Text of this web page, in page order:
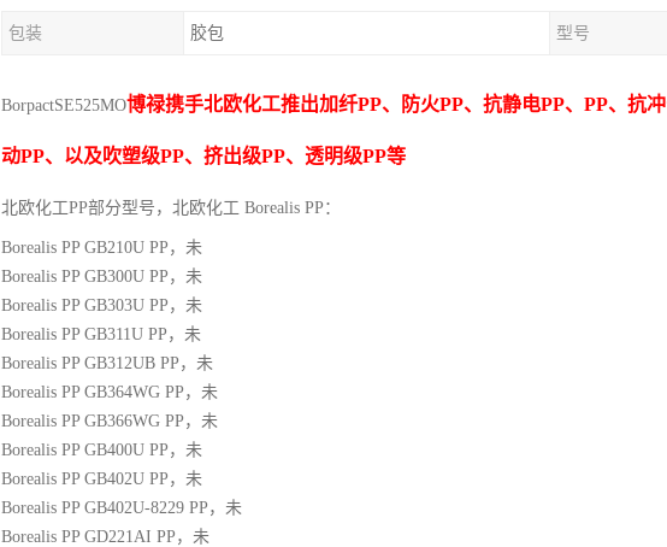
包装 胶包 型号
BorpactSE525MO博禄携手北欧化工推出加纤PP、防火PP、抗静电PP、 PP、抗
动PP、以及吹塑级PP、挤出级PP、透明级PP等
北欧化工PP部分型号，北欧化工 Borealis PP：
Borealis PP GB210U PP ，未
Borealis PP GB300U PP ，未
Borealis PP GB303U PP ，未
Borealis PP GB311U PP ，未
Borealis PP GB312UB PP ，未
Borealis PP GB364WG PP ，未
Borealis PP GB366WG PP ，未
Borealis PP GB400U PP ，未
Borealis PP GB402U PP ，未
Borealis PP GB402U-8229 PP ，未
Borealis PP GD221AI PP ，未